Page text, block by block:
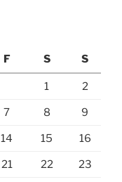
F S S
1 2
7 8 9
14 15 16
21 22 23